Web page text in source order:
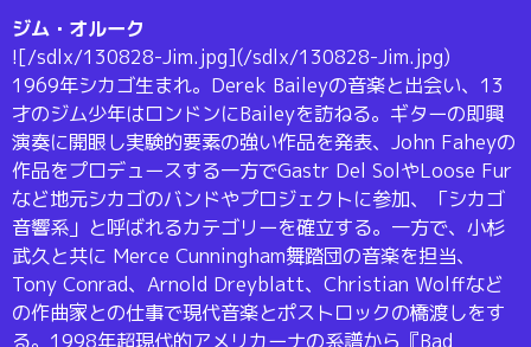
ジム・オルーク
![/sdlx/130828-Jim.jpg](/sdlx/130828-Jim.jpg)
1969年シカゴ生まれ。Derek Baileyの音楽と出会い、13
才のジム少年はロンドンにBaileyを訪ねる。ギターの即興
演奏に開眼し実験的要素の強い作品を発表、John Faheyの
作品をプロデュースする一方でGastr Del SolやLoose Fur
など地元シカゴのバンドやプロジェクトに参加、「シカゴ
音響系」と呼ばれるカテゴリーを確立する。一方で、小杉
武久と共に Merce Cunningham舞踏団の音楽を担当、
Tony Conrad、Arnold Dreyblatt、Christian Wolffなど
の作曲家との仕事で現代音楽とポストロックの橋渡しをす
る。1998年超現代的アメリカーナの系譜から『Bad